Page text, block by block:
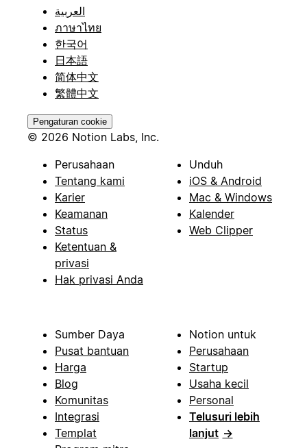
العربية
ภาษาไทย
한국어
日本語
简体中文
繁體中文
Pengaturan cookie
© 2026 Notion Labs, Inc.
Perusahaan
Tentang kami
Karier
Keamanan
Status
Ketentuan &
privasi
Hak privasi Anda
Unduh
iOS & Android
Mac & Windows
Kalender
Web Clipper
Sumber Daya
Pusat bantuan
Harga
Blog
Komunitas
Integrasi
Templat
Notion untuk
Perusahaan
Startup
Usaha kecil
Personal
Telusuri lebih
lanjut →